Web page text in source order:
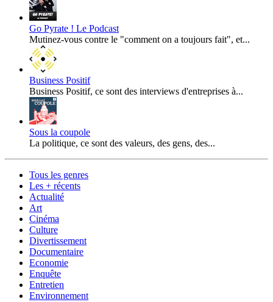
Go Pyrate ! Le Podcast
Mutinez-vous contre le "comment on a toujours fait", et...
Business Positif
Business Positif, ce sont des interviews d'entreprises à...
Sous la coupole
La politique, ce sont des valeurs, des gens, des...
Tous les genres
Les + récents
Actualité
Art
Cinéma
Culture
Divertissement
Documentaire
Economie
Enquête
Entretien
Environnement